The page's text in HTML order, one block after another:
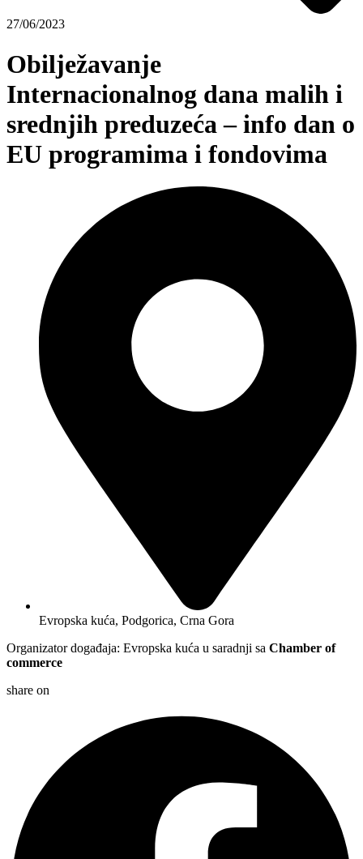
27/06/2023
Obilježavanje
Internacionalnog dana malih i
srednjih preduzeća – info dan o
EU programima i fondovima
Evropska kuća, Podgorica, Crna Gora
Organizator događaja: Evropska kuća u saradnji sa Chamber of
commerce
share on